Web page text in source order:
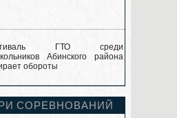
ГТО среди
Абинского района
обороты
СОРЕВНОВАНИЙ